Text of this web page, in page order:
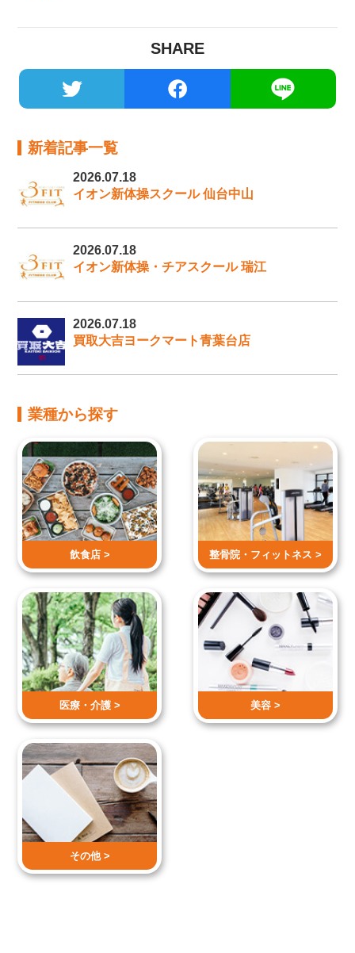
SHARE
新着記事一覧
2026.07.18
イオン新体操スクール 仙台中山
2026.07.18
イオン新体操・チアスクール 瑞江
2026.07.18
買取大吉ヨークマート青葉台店
業種から探す
飲食店 > 整骨院・ フィットネス >
医療・介護 > 美容 >
その他 >